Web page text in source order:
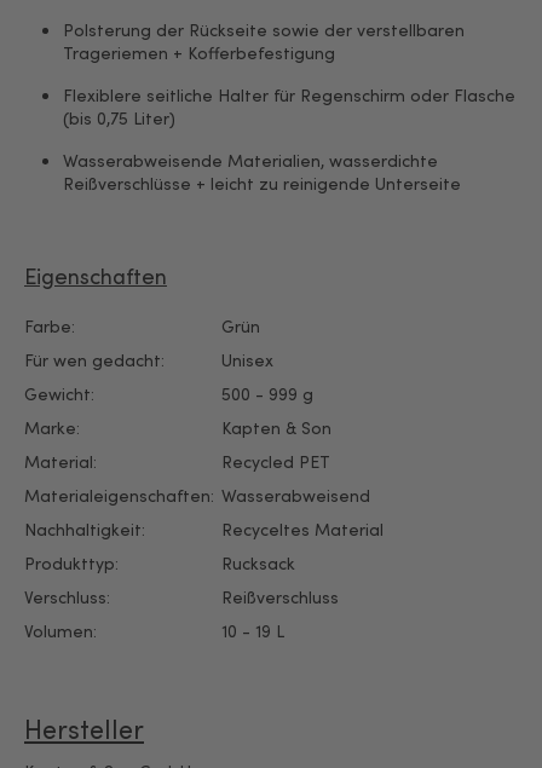
Polsterung der Rückseite sowie der verstellbaren
Trageriemen + Kofferbefestigung
Flexiblere seitliche Halter für Regenschirm oder Flasche
(bis 0,75 Liter)
Wasserabweisende Materialien, wasserdichte
Reißverschlüsse + leicht zu reinigende Unterseite
Eigenschaften
Farbe:
Grün
Für wen gedacht:
Unisex
Gewicht:
500 - 999 g
Marke:
Kapten & Son
Material:
Recycled PET
Materialeigenschaften: Wasserabweisend
Nachhaltigkeit:
Recyceltes Material
Produkttyp:
Rucksack
Verschluss:
Reißverschluss
Volumen:
10 - 19 L
Hersteller